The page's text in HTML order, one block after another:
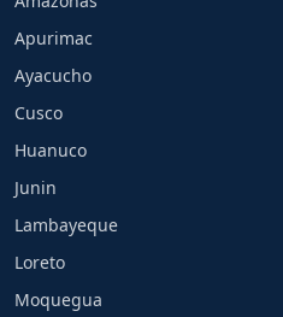
Apurimac
Ayacucho
Cusco
Huanuco
Junin
Lambayeque
Loreto
Moquegua